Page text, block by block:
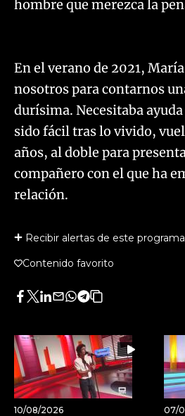
hombre que merezca la
En el verano de 2021,
nosotros para contarnos
durísima. Necesitaba
sido fácil tras lo vivido,
años, al doble para
compañero con el que ha
relación.
Recibir alertas de este programa
Contenido favorito
Facebook
Twitter
LinkedIn
Enviar
Whatsapp
Telegram
Copiar
artículo
10/08/2026 07/